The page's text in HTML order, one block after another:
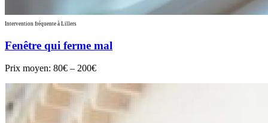
Intervention fréquente à Lillers
Fenêtre qui ferme mal
Prix moyen: 80€ – 200€